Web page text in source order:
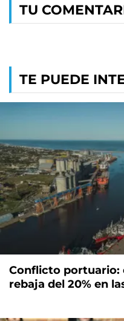
TU
TE PUEDE
Conflicto portuario:
rebaja del 20% en